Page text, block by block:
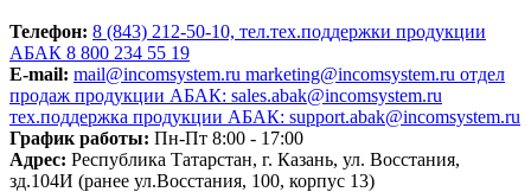
Телефон: 8 (843) 212-50-10, тел.тех.поддержки продукции
АБАК 8 800 234 55 19
E-mail: mail@incomsystem.ru marketing@incomsystem.ru отдел
продаж продукции АБАК: sales.abak@incomsystem.ru
тех.поддержка продукции АБАК: support.abak@incomsystem.ru
График работы: Пн-Пт 8:00 - 17:00
Адрес: Республика Татарстан, г. Казань, ул. Восстания,
зд.104И (ранее ул.Восстания, 100, корпус 13)